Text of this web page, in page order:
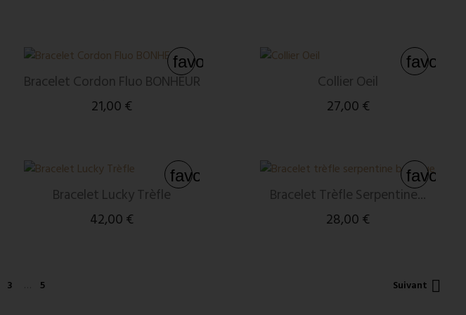
Bracelet Cordon Fluo BONHEUR
21,00 €
favorite_border
Collier Oeil
27,00 €
Bracelet Lucky Trèfle
42,00 €
favorite_border
Bracelet Trèfle Serpentine...
28,00 €
3 5 Suivant 